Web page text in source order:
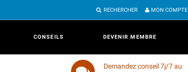
RECHERCHER MON COMPTE
CONSEILS DEVENIR MEMBRE
Demandez conseil 7j/7 au